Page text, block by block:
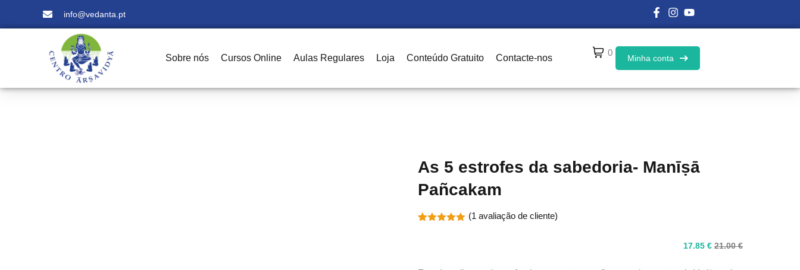
info@vedanta.pt
Sobre nós Cursos Online Aulas Regulares Loja Conteúdo Gratuito Contacte-nos
0
Minha conta
As 5 estrofes da sabedoria- Manīṣā
Pañcakam
(1 avaliação de cliente)
21.00 €
17.85 €
Don’t have an account?Sign up